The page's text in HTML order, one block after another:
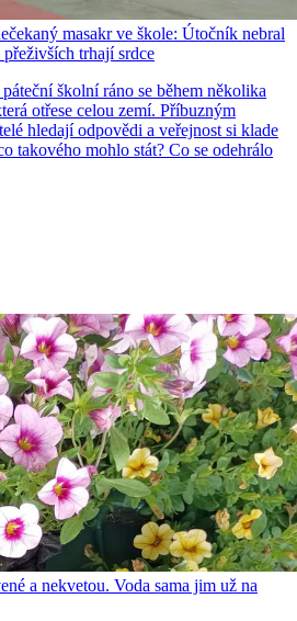
masakr ve škole: Útočník nebral
trhají srdce
školní ráno se během několika
otřese celou zemí. Příbuzným
hledají odpovědi a veřejnost si klade
takového mohlo stát? Co se odehrálo
a nekvetou. Voda sama jim už na